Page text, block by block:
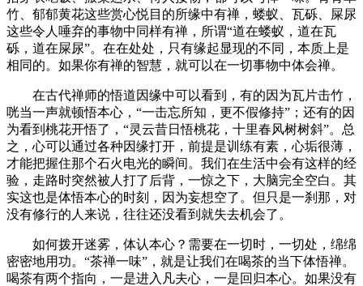
竹、郁郁黄花这些赏心悦目的所缘中有禅，蝼蚁、瓦砾、屎尿
这些令人唾弃的事物中同样有禅，所谓“道在蝼蚁，道在瓦
砾，道在屎尿”。在在处处，只有缘起显现的不同，本质上是
相同的。如果你有禅的智慧，就可以在一切事物中体会禅。
在古代禅师的悟道因缘中可以看到，有的因为瓦片击竹，
咣当一声就顿悟本心，“一击忘所知，更不假修持”；还有的因
为看到桃花开悟了，“灵云昔日悟桃花，十里春风树树斜”。总
之，心可以通过各种因缘打开，前提是训练有素，心垢很薄，
才能把握住那个石火电光的瞬间。我们在生活中会有这样的经
验，走路时突然被人打了后背，一惊之下，大脑完全空白。其
实这也是体悟本心的时刻，因为妄想空了。但只是一刹那，对
没有修行的人来说，往往还没看到就失去机会了。
如何拨开迷雾，体认本心？需要在一切时，一切处，绵绵
密密地用功。“茶禅一味”，就是让我们在喝茶的当下体悟禅。
喝茶有两个指向，一是进入凡夫心，一是回归本心。如果没有